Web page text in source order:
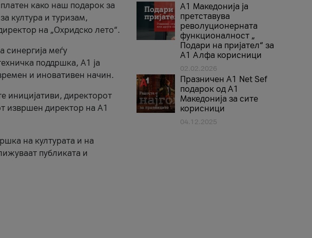
како наш подарок за
култура и туризам,
на „Охридско лето“.
синергија меѓу
поддршка, A1 ја
и иновативен начин.
иницијативи, директорот
извршен директор на A1
на културата и на
публиката и
А1 Македонија ја
претставува
револуционерната
функционалност „
Подари на пријател“ за
А1 Алфа корисници
02.02.2026
Празничен A1 Net Sеf
подарок од А1
Македонија за сите
корисници
04.12.2025